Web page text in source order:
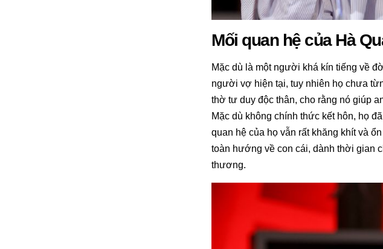
Mối quan hệ của Hà
Mặc dù là một người khá kín tiếng về
người vợ hiện tại, tuy nhiên họ chưa
thờ tư duy độc thân, cho rằng nó giúp
Mặc dù không chính thức kết hôn, họ
quan hệ của họ vẫn rất khăng khít và
toàn hướng về con cái, dành thời gian
thương.